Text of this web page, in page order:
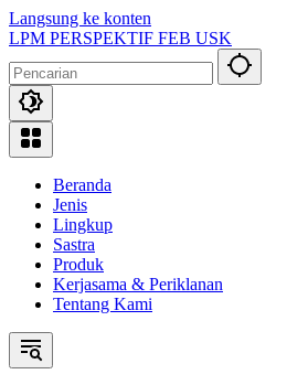
Langsung ke konten
LPM PERSPEKTIF FEB USK
Beranda
Jenis
Lingkup
Sastra
Produk
Kerjasama & Periklanan
Tentang Kami